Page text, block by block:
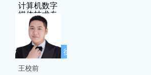
计算机数字
媒体技术专
徐先友名师
王校前